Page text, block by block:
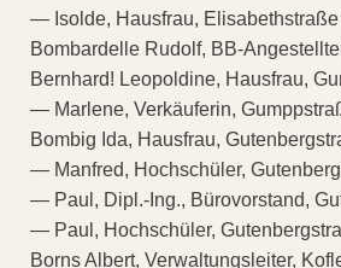
— Isolde, Hausfrau, Elisabethstraße
Bombardelle Rudolf, BB-
Bernhard! Leopoldine, Hausfrau,
— Marlene, Verkäuferin,
Bombig Ida, Hausfrau,
— Manfred, Hochschüler,
— Paul, Dipl.-Ing., Bürovorstand,
— Paul, Hochschüler,
Borns Albert, Verwaltungsleiter,